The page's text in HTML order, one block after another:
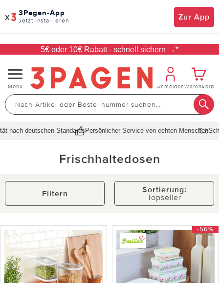
x 3Pagen-App
Jetzt installieren Zur App
5€ oder 10€ Rabatt - schnell sichern →*
Navigation
umschalten
Menü AnmeldenWarenkorb
deutschen StandardsPersönlicher Service von echten MenschenSchnelle
Frischhaltedosen
Filtern
Sortierung:
Topseller
-56%